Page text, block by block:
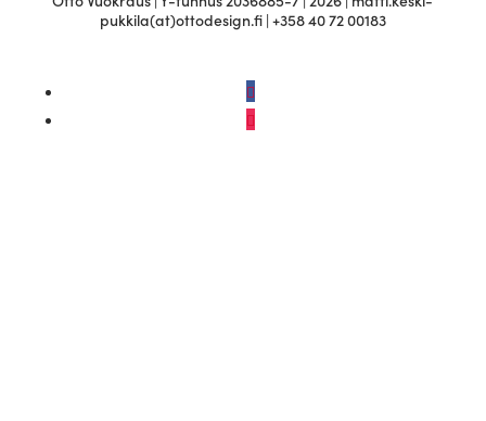
pukkila(at)ottodesign.fi | +358 40 72 00183